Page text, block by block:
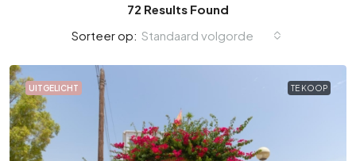
72 Results Found
Sorteer op: Standaard volgorde
UITGELICHT TE KOOP